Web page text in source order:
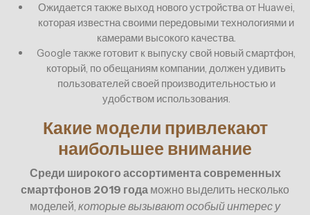
Ожидается также выход нового устройства от Huawei,
которая известна своими передовыми технологиями и
камерами высокого качества.
Google также готовит к выпуску свой новый смартфон,
который, по обещаниям компании, должен удивить
пользователей своей производительностью и
удобством использования.
Какие модели привлекают
наибольшее внимание
Среди широкого ассортимента современных
смартфонов 2019 года можно выделить несколько
моделей, которые вызывают особый интерес у